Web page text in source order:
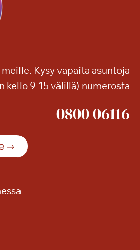
Kysy vapaita asuntoja
kello 9-15 välillä) numerosta
0800 06116